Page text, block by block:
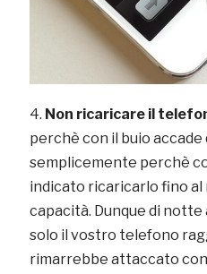
Non ricaricare il
perchè con il buio
semplicemente perchè
indicato ricaricarlo fino al
capacità. Dunque di
solo il vostro telefono
rimarrebbe attaccato